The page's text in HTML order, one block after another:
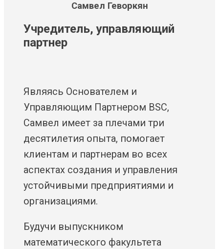
Самвел Геворкян
Учредитель, управляющий
партнер
Являясь Основателем и
Управляющим Партнером BSC,
Самвел имеет за плечами три
десятилетия опыта, помогает
клиентам и партнерам во всех
аспектах создания и управления
устойчивыми предприятиями и
организациями.
Будучи выпускником
математического факультета